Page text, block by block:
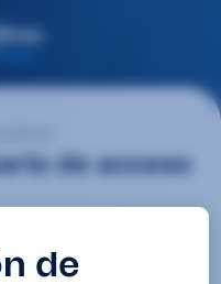
de acceso